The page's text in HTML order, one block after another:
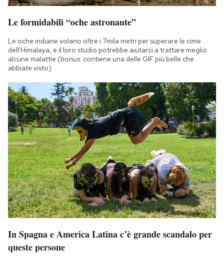
Le formidabili “oche astronaute”
Le oche indiane volano oltre i 7mila metri per superare le cime
dell'Himalaya, e il loro studio potrebbe aiutarci a trattare meglio
alcune malattie (bonus: contiene una delle GIF più belle che
abbiate visto)
In Spagna e America Latina c’è grande scandalo per
queste persone